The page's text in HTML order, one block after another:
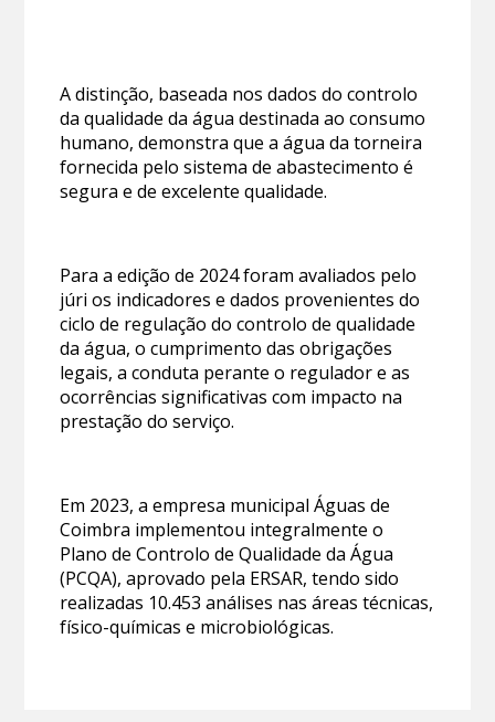
A distinção, baseada nos dados do controlo
da qualidade da água destinada ao consumo
humano, demonstra que a água da torneira
fornecida pelo sistema de abastecimento é
segura e de excelente qualidade.
Para a edição de 2024 foram avaliados pelo
júri os indicadores e dados provenientes do
ciclo de regulação do controlo de qualidade
da água, o cumprimento das obrigações
legais, a conduta perante o regulador e as
ocorrências significativas com impacto na
prestação do serviço.
Em 2023, a empresa municipal Águas de
Coimbra implementou integralmente o
Plano de Controlo de Qualidade da Água
(PCQA), aprovado pela ERSAR, tendo sido
realizadas 10.453 análises nas áreas técnicas,
físico-químicas e microbiológicas.